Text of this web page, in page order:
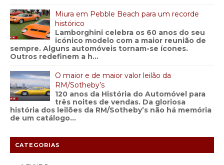
Miura em Pebble Beach para um recorde
histórico
Lamborghini celebra os 60 anos do seu
icónico modelo com a maior reunião de
sempre. Alguns automóveis tornam-se ícones.
Outros redefinem a h...
O maior e de maior valor leilão da
RM/Sotheby’s
120 anos da História do Automóvel para
três noites de vendas. Da gloriosa
história dos leilões da RM/Sotheby’s não há memória
de um catálogo...
CATEGORIAS